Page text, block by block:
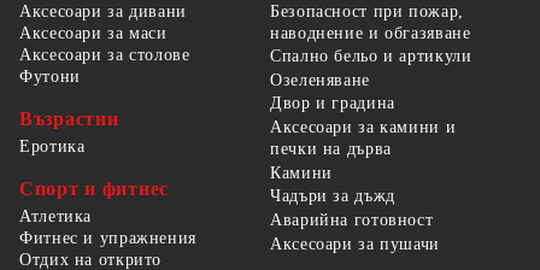
Аксесоари за дивани
Аксесоари за маси
Аксесоари за столове
Футони
Възрастни
Еротика
Спорт и фитнес
Атлетика
Фитнес и упражнения
Отдих на открито
Безопасност при пожар,
наводнение и обгазяване
Спално бельо и артикули
Озеленяване
Двор и градина
Аксесоари за камини и
печки на дърва
Камини
Чадъри за дъжд
Аварийна готовност
Аксесоари за пушачи